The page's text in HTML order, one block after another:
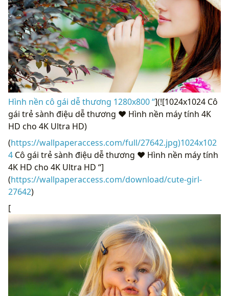
Hình nền cô gái dễ thương 1280x800 “](![1024x1024 Cô
gái trẻ sành điệu dễ thương ❤ Hình nền máy tính 4K
HD cho 4K Ultra HD)
(https://wallpaperaccess.com/full/27642.jpg)1024x102
4 Cô gái trẻ sành điệu dễ thương ❤ Hình nền máy tính
4K HD cho 4K Ultra HD “]
(https://wallpaperaccess.com/download/cute-girl-
27642)
[